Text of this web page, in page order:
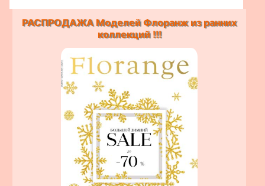
РАСПРОДАЖА Моделей Флоранж из ранних
коллекций !!!